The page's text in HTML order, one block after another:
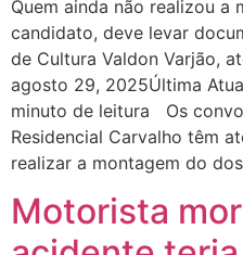
Quem ainda não realizou a
candidato, deve levar
de Cultura Valdon Varjão,
agosto 29, 2025Última
minuto de leitura Os
Residencial Carvalho têm
realizar a montagem do
Motorista